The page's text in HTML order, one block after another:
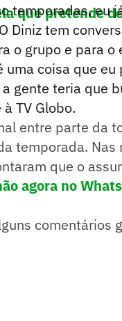
que pretende
temporadas, eu
Diniz tem
o grupo e para
uma coisa que
gente teria que
TV Globo.
entre parte da
temporada.
que o
agora no
comentários